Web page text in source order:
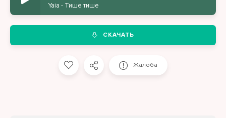
Yaia - Тише тише
СКАЧАТЬ
Жалоба